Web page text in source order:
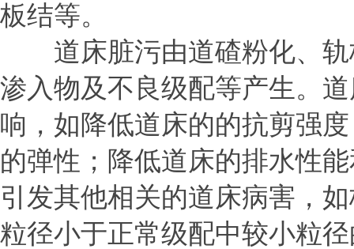
板结等。
道床脏污由道碴粉化、轨
渗入物及不良级配等产生。
响，如降低道床的的抗剪强
的弹性；降低道床的排水性
引发其他相关的道床病害，
粒径小于正常级配中较小粒